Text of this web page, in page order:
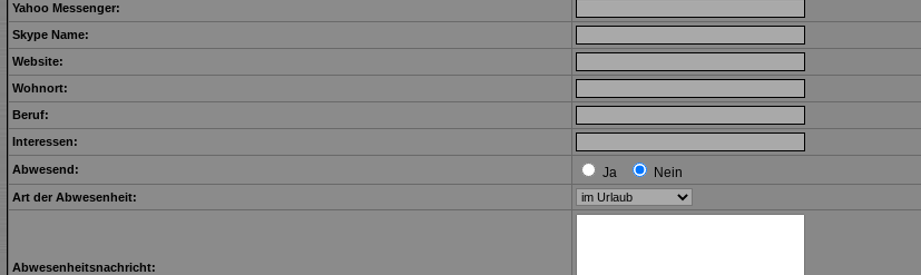
Yahoo Messenger:
Skype Name:
Website:
Wohnort:
Beruf:
Interessen:
Abwesend: Ja Nein
Art der Abwesenheit:
Abwesenheitsnachricht: